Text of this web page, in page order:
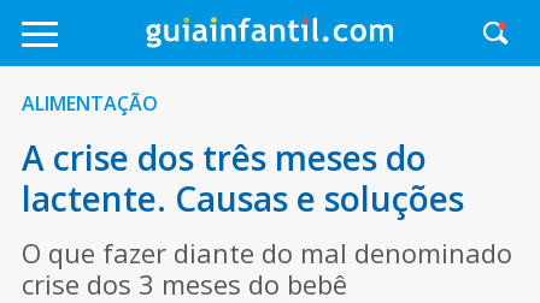
ALIMENTAÇÃO
A crise dos três meses do
lactente. Causas e soluções
O que fazer diante do mal denominado
crise dos 3 meses do bebê